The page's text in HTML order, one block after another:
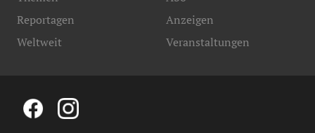
Reportagen
Weltweit
Anzeigen
Veranstaltungen